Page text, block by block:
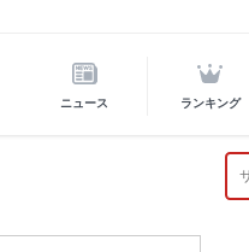
ニュース ランキング